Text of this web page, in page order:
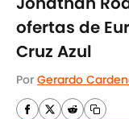
ofertas de
Cruz Azul
Por Gerardo